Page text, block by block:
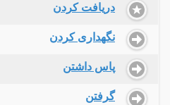
دریافت کردن
نگهداری کردن
پاس داشتن
گرفتن